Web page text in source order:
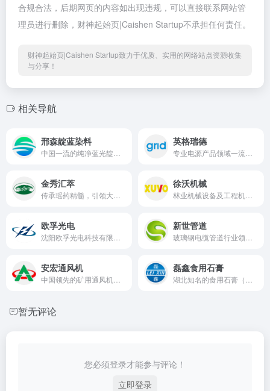
合规合法，后期网页的内容如出现违规，可以直接联系网站管
理员进行删除，财神起始页|Caishen Startup不承担任何责任。
财神起始页|Caishen Startup致力于优质、实用的网络站点资源收集
与分享！
相关导航
邢森靛蓝染料 英格瑞德
金秀汇萃 徐沃机械
欧孚光电 新世管道
安宏通风机 磊鑫食用石膏
暂无评论
您必须登录才能参与评论！
立即登录